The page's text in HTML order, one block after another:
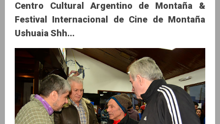
Centro Cultural Argentino de Montaña &
Festival Internacional de Cine de Montaña
Ushuaia Shh...